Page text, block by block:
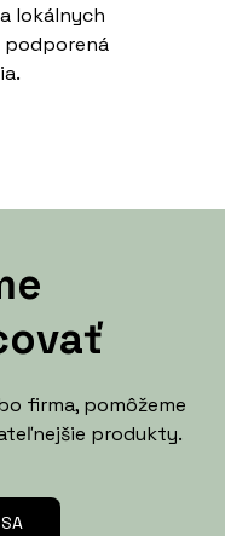
lokálnych
firma, pomôžeme
produkty.